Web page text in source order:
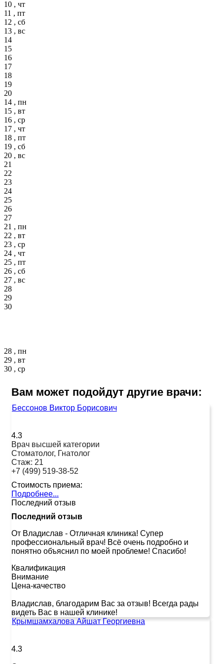
10 , чт
11 , пт
12 , сб
13 , вс
14
15
16
17
18
19
20
14 , пн
15 , вт
16 , ср
17 , чт
18 , пт
19 , сб
20 , вс
21
22
23
24
25
26
27
21 , пн
22 , вт
23 , ср
24 , чт
25 , пт
26 , сб
27 , вс
28
29
30
28 , пн
29 , вт
30 , ср
Вам может подойдут другие врачи:
Бессонов Виктор Борисович
4.3
Врач высшей категории
Стоматолог, Гнатолог
Стаж: 21
+7 (499) 519-38-52
Стоимость приема:
Подробнее...
Последний отзыв
Последний отзыв
От Владислав - Отличная клиника! Супер
профессиональный врач! Всё очень подробно и
понятно объяснил по моей проблеме! Спасибо!
Квалификация
Внимание
Цена-качество
Владислав, благодарим Вас за отзыв! Всегда рады
видеть Вас в нашей клинике!
Крымшамхалова Айшат Георгиевна
4.3